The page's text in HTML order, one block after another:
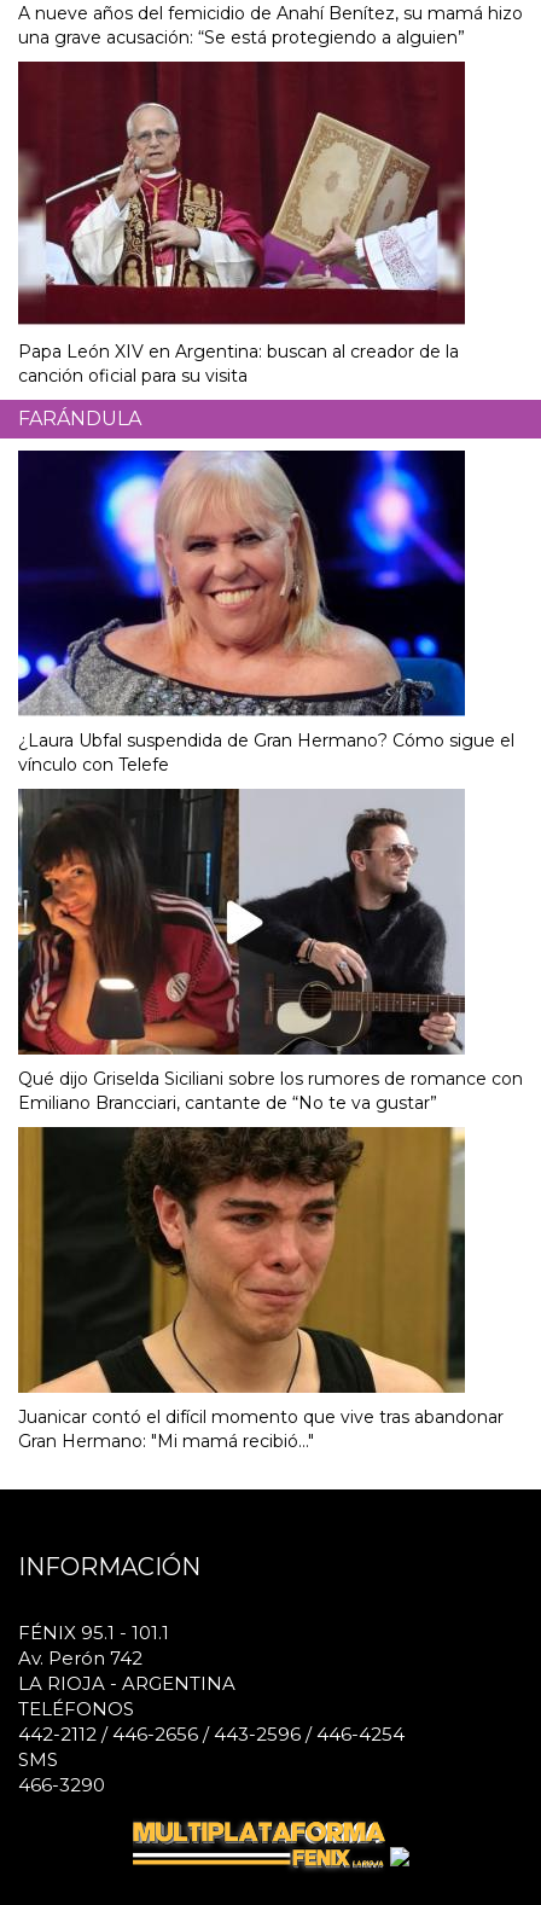
A nueve años del femicidio de Anahí Benítez, su mamá hizo
una grave acusación: “Se está protegiendo a alguien”
Papa León XIV en Argentina: buscan al creador de la
canción oficial para su visita
FARÁNDULA
¿Laura Ubfal suspendida de Gran Hermano? Cómo sigue el
vínculo con Telefe
Qué dijo Griselda Siciliani sobre los rumores de romance con
Emiliano Brancciari, cantante de “No te va gustar”
Juanicar contó el difícil momento que vive tras abandonar
Gran Hermano: "Mi mamá recibió..."
INFORMACIÓN
FÉNIX 95.1 - 101.1
Av. Perón 742
LA RIOJA - ARGENTINA
TELÉFONOS
442-2112 / 446-2656 / 443-2596 / 446-4254
SMS
466-3290